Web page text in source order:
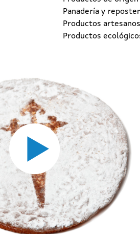
Panadería y
Productos artesanos
Productos